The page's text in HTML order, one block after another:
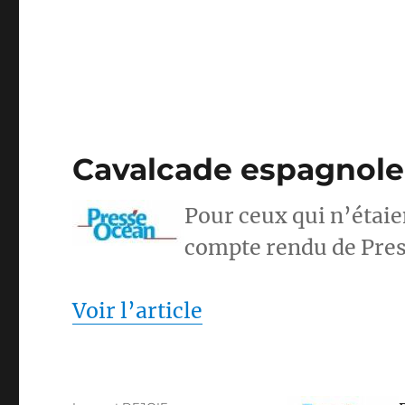
Cavalcade
Pour ceux qui
compte rendu de
Voir l’article